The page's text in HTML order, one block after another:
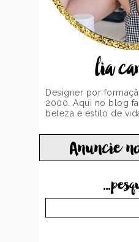
lia
Designer por
2000. Aqui no blog
beleza e estilo de
Anuncie